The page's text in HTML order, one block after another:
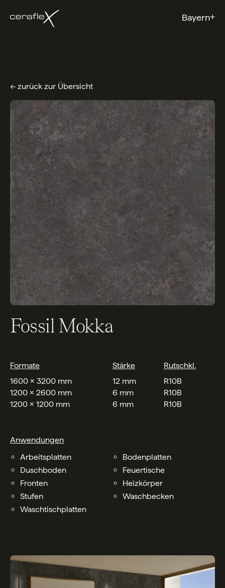
Bayern+
← zurück zur Übersicht
Fossil Mokka
Formate Stärke
Rutschkl.
1600 x 3200 mm
12 mm
R10B
1200 x 2600 mm
6 mm
R10B
1200 x 1200 mm
6 mm R10B
Anwendungen
Arbeitsplatten
Bodenplatten
Duschboden
Feuertische
Fronten
Heizkörper
Stufen
Waschbecken
Waschtischplatten